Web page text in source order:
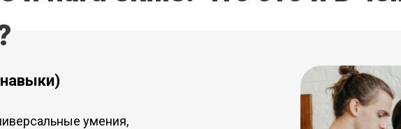
умения,